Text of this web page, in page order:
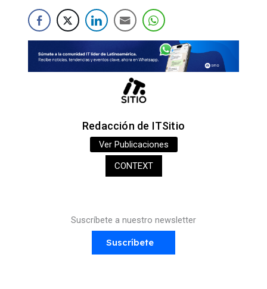
Redacción de ITSitio
Ver Publicaciones
CONTEXT
Suscríbete a nuestro newsletter
Suscríbete